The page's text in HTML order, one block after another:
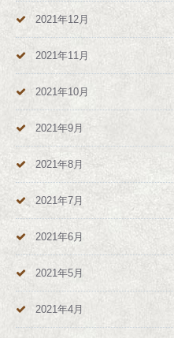
2021年12月
2021年11月
2021年10月
2021年9月
2021年8月
2021年7月
2021年6月
2021年5月
2021年4月